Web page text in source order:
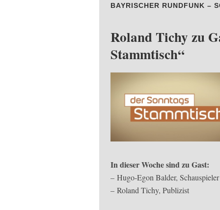
BAYRISCHER RUNDFUNK –
Roland Tichy zu
Stammtisch“
In dieser Woche sind zu Gast:
– Hugo-Egon Balder,
– Roland Tichy, Publizist